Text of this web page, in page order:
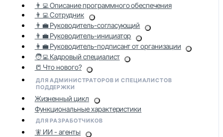
👨‍💻 Описание программного обеспечения
👨‍💻 Сотрудник
👨‍💼 Руководитель-согласующий
👨‍💼 Руководитель-инициатор
👩‍💼 Руководитель-подписант от организации
🧑‍💻 Кадровый специалист
📒 Что нового?
ДЛЯ АДМИНИСТРАТОРОВ И СПЕЦИАЛИСТОВ
ПОДДЕРЖКИ
Жизненный цикл
Функциональные характеристики
ДЛЯ РАЗРАБОТЧИКОВ
🧚 ИИ - агенты